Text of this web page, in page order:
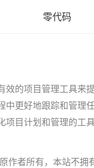
零代码
的项目管理工具
中更好地跟踪和管
目计划和管理的
作者所有，本站不